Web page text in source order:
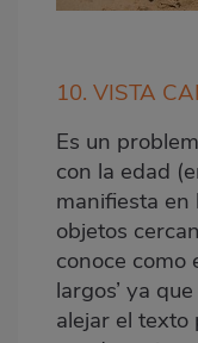
10. VISTA
Es un
con la edad
manifiesta
objetos
conoce como
largos’ ya
alejar el texto